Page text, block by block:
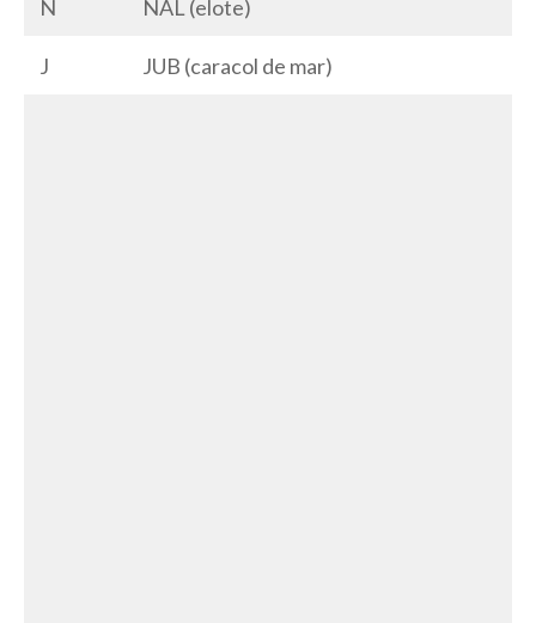
N NAL (elote)
J JUB (caracol de mar)